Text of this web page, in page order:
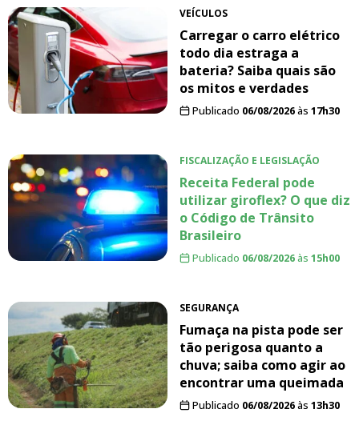
VEÍCULOS
Carregar o carro elétrico
todo dia estraga a
bateria? Saiba quais são
os mitos e verdades
Publicado 06/08/2026às 17h30
FISCALIZAÇÃO E LEGISLAÇÃO
Receita Federal pode
utilizar giroflex? O que diz
o Código de Trânsito
Brasileiro
Publicado 06/08/2026às 15h00
SEGURANÇA
Fumaça na pista pode ser
tão perigosa quanto a
chuva; saiba como agir ao
encontrar uma queimada
Publicado 06/08/2026às 13h30